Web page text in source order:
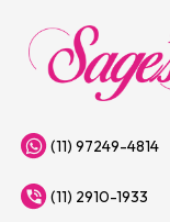
(11) 97249-4814
(11) 2910-1933